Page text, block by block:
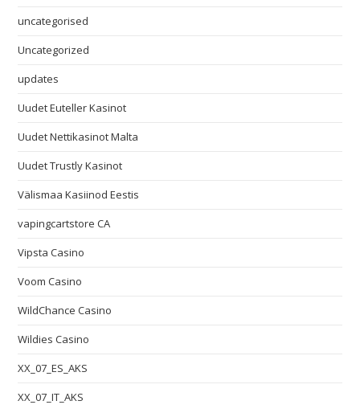
uncategorised
Uncategorized
updates
Uudet Euteller Kasinot
Uudet Nettikasinot Malta
Uudet Trustly Kasinot
Välismaa Kasiinod Eestis
vapingcartstore CA
Vipsta Casino
Voom Casino
WildChance Casino
Wildies Casino
XX_07_ES_AKS
XX_07_IT_AKS